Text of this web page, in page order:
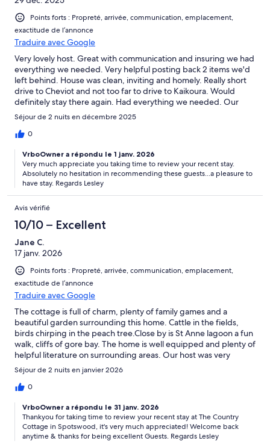
Points forts : Propreté, arrivée, communication, emplacement,
exactitude de l’annonce
Traduire avec Google
Very lovely host. Great with communication and insuring we had
everything we needed. Very helpful posting back 2 items we'd
left behind. House was clean, inviting and homely. Really short
drive to Cheviot and not too far to drive to Kaikoura. Would
definitely stay there again. Had everything we needed. Our
family of 6 stayed there and we all loved it.
Séjour de 2 nuits en décembre 2025
0
VrboOwner a répondu le 1 janv. 2026
Very much appreciate you taking time to review your recent stay.
Absolutely no hesitation in recommending these guests...a pleasure to
have stay. Regards Lesley
Avis vérifié
10/10 – Excellent
Jane C.
17 janv. 2026
Points forts : Propreté, arrivée, communication, emplacement,
exactitude de l’annonce
Traduire avec Google
The cottage is full of charm, plenty of family games and a
beautiful garden surrounding this home. Cattle in the fields,
birds chirping in the peach tree.Close by is St Anne lagoon a fun
walk, cliffs of gore bay. The home is well equipped and plenty of
helpful literature on surrounding areas. Our host was very
friendly and easy to understand.Everything in the cottage was
well organized.
Séjour de 2 nuits en janvier 2026
0
VrboOwner a répondu le 31 janv. 2026
Thankyou for taking time to review your recent stay at The Country
Cottage in Spotswood, it's very much appreciated! Welcome back
anytime & thanks for being excellent Guests. Regards Lesley